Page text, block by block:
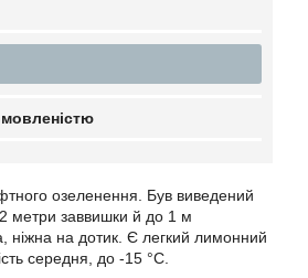
озеленення. Був виведений
метри заввишки й до 1 м
ніжна на дотик. Є легкий лимонний
середня, до -15 °C.